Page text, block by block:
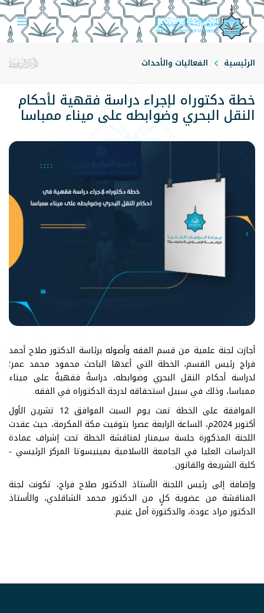
الرئيسية الفعاليات والأحداث
خطة دكتوراه لإجراء دراسة فقهية لأحكام
النقل البحري وضوابطه على ميناء ممباسا
أجازت لجنة علمية من قسم الفقه وأصوله برئاسة الدكتور صلاح أحمد
فراج رئيس القسم، الخطة التي أعدها الباحث محمود محمد عمر؛
لدراسة أحكام النقل البحري وضوابطه، دراسةً فقهيةً على ميناء
ممباسا، وذلك في سبيل استحقاقه لدرجة الدكتوراه في الفقه.
الموافقة على الخطة تمت يوم السبت الموافق 12 تشرين الأول
أكتوبر 2024م، الساعة الرابعة عصرا بتوقيت مكة المكرمة، حيث عقدت
اللجنة المذكورة جلسة سيمنار لمناقشة الخطة تحت إشراف عمادة
الدراسات العليا في الجامعة الاسلامية بمينيسوتا المركز الرئيسي -
كلية الشريعة والقانون.
وإضافة إلى رئيس اللجنة الأستاذ الدكتور صلاح فراج، تكونت لجنة
المناقشة من عضوية كلٍ من الدكتور محمد الشاقلدي، والأستاذ
الدكتور مراد عودة، والدكتورة أمل غنيم.